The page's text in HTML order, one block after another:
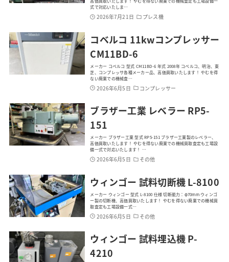
式で対応いたしま…
2026年7月21日 プレス機
コベルコ 11kwコンプレッサー
CM11BD-6
メーカー コベルコ 型式 CM11BD-6 年式 2008年 コベルコ、明治、東
芝、コンプレッサ各種メーカー品、高価買取いたします！ やむを得
ない廃業での機械査…
2026年6月5日 コンプレッサー
ブラザー工業 レベラー RP5-
151
メーカー ブラザー工業 型式 RP5-151 ブラザー工業製のレベラー、
高価買取いたします！ やむを得ない廃業での機械買取査定も工場設
備一式で対応いたします！ …
2026年6月5日 その他
ウィンゴー 試料切断機 L-8100
メーカー ウィンゴー 型式 L-8100 仕様 切断能力：φ70mm ウィンゴ
ー製の切断機、高価買取いたします！ やむを得ない廃業での機械買
取査定も工場設備一式…
2026年6月5日 その他
ウィンゴー 試料埋込機 P-
4210